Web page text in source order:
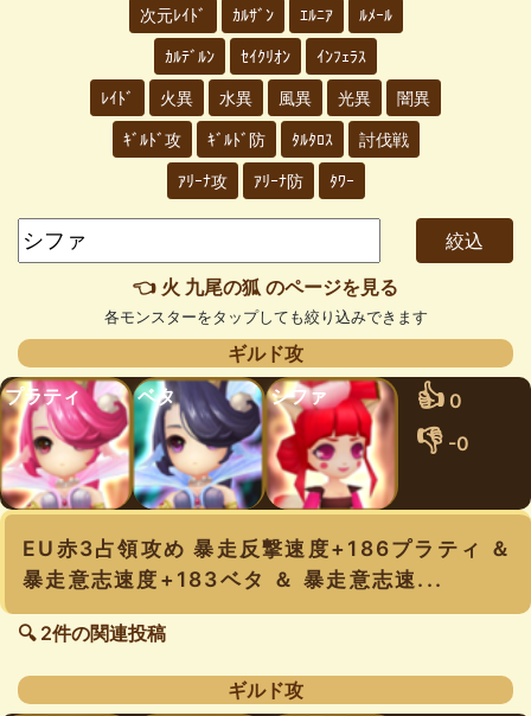
次元ﾚｲﾄﾞ ｶﾙｻﾞﾝ ｴﾙﾆｱ ﾙﾒｰﾙ
ｶﾙﾃﾞﾙﾝ ｾｲｸﾘｵﾝ ｲﾝﾌｪﾗｽ
ﾚｲﾄﾞ 火異 水異 風異 光異 闇異
ｷﾞﾙﾄﾞ攻 ｷﾞﾙﾄﾞ防 ﾀﾙﾀﾛｽ 討伐戦
ｱﾘｰﾅ攻 ｱﾘｰﾅ防 ﾀﾜｰ
👈 火 九尾の狐 のページを見る
各モンスターをタップしても絞り込みできます
ギルド攻
プラティ
ベタ シファ 👍 0
👎 -0
EU赤3占領攻め 暴走反撃速度+186プラティ ＆
暴走意志速度+183ベタ ＆ 暴走意志速...
🔍 2件の関連投稿
ギルド攻